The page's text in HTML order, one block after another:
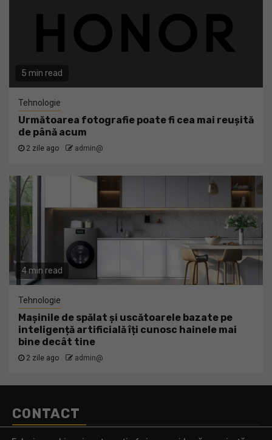
5 min read
Tehnologie
Următoarea fotografie poate fi cea mai reușită
de până acum
2 zile ago admin@
4 min read
Tehnologie
Mașinile de spălat și uscătoarele bazate pe
inteligență artificială îți cunosc hainele mai
bine decât tine
2 zile ago admin@
CONTACT
Telefon: 0770.290.165